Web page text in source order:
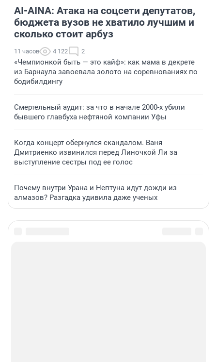
AI-AINA: Атака на соцсети депутатов,
бюджета вузов не хватило лучшим и
сколько стоит арбуз
11 часов 4 122 2
«Чемпионкой быть — это кайф»: как мама в декрете
из Барнаула завоевала золото на соревнованиях по
бодибилдингу
Смертельный аудит: за что в начале 2000-х убили
бывшего главбуха нефтяной компании Уфы
Когда концерт обернулся скандалом. Ваня
Дмитриенко извинился перед Линочкой Ли за
выступление сестры под ее голос
Почему внутри Урана и Нептуна идут дожди из
алмазов? Разгадка удивила даже ученых